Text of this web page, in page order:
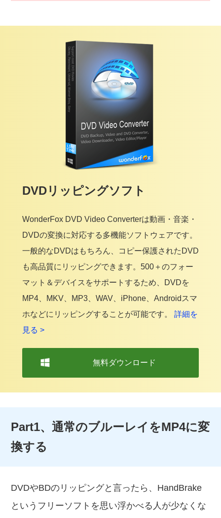
DVDリッピングソフト
WonderFox DVD Video Converterは動画・音楽・
DVDの変換に対応する多機能ソフトウェアです。
一般的なDVDはもちろん、コピー保護されたDVD
も高品質にリッピングできます。500＋のフォー
マット＆デバイスをサポートするため、DVDを
MP4、MKV、MP3、WAV、iPhone、Androidスマ
ホなどにリッピングすることが可能です。 詳細を
見る >
無料ダウンロード
Part1、通常のブルーレイをMP4に変
換する
DVDやBDのリッピングと言ったら、HandBrake
というフリーソフトを思い浮かべる人が少なくな